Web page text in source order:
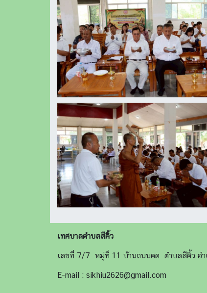
เทศบาลตำบลสีคิ้ว
เลขที่ 7/7 หมู่ที่ 11 บ้านถนนคด ตำบลสีคิ้ว อ
E-mail : sikhiu2626@gmail.com